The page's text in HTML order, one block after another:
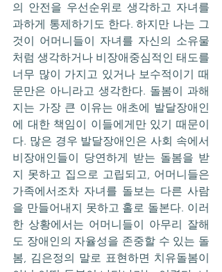
의 안전을 우선순위로 생각하고 자녀를
과하게 통제하기도 한다. 하지만 나는 그
것이 어머니들이 자녀를 자신의 소유물
처럼 생각하거나 비장애중심적인 태도를
너무 많이 가지고 있거나 보수적이기 때
문만은 아니라고 생각한다. 돌봄이 과해
지는 가장 큰 이유는 애초에 발달장애인
에 대한 책임이 이들에게만 있기 때문이
다. 많은 경우 발달장애인은 사회 속에서
비장애인들이 당연하게 받는 돌봄을 받
지 못하고 집으로 고립되고, 어머니들은
가족에서조차 자녀를 돌보는 다른 사람
을 만들어내지 못하고 홀로 돌본다. 이러
한 상황에서는 어머니들이 아무리 잘해
도 장애인의 자율성을 존중할 수 있는 돌
봄, 김은정의 말로 표현하면 치유돌봄이